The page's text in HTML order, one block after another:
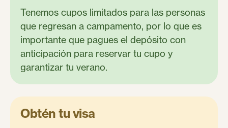
Tenemos cupos limitados para las personas
que regresan a campamento, por lo que es
importante que pagues el depósito con
anticipación para reservar tu cupo y
garantizar tu verano.
Obtén tu visa